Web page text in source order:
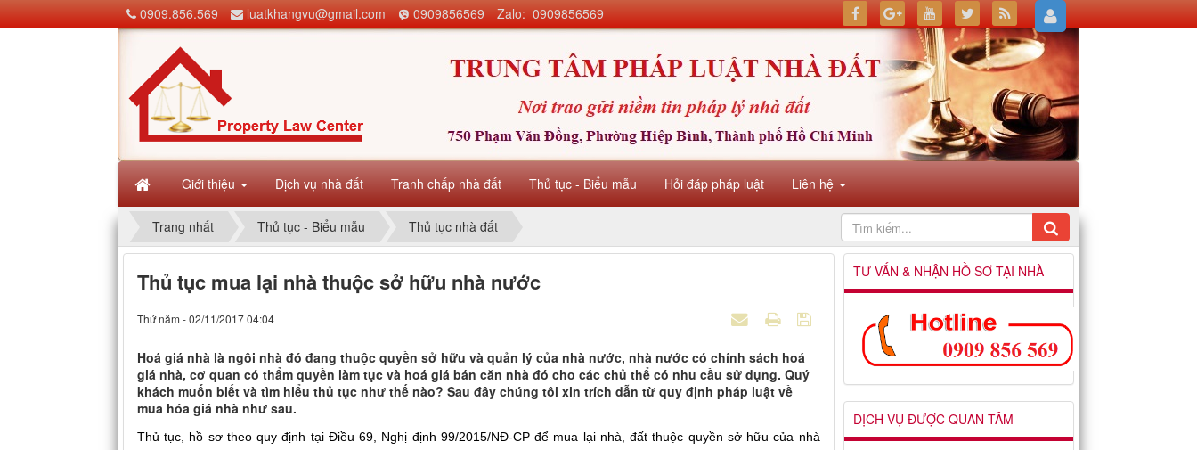
Giới thiệu Dịch vụ nhà đất Tranh chấp nhà đất Thủ tục - Biểu mẫu Hỏi đáp pháp luật Liên hệ
0909.856.569 luatkhangvu@gmail.com 0909856569 Zalo: 0909856569
Trang nhất Thủ tục - Biểu mẫu Thủ tục nhà đất
Thủ tục mua lại nhà thuộc sở hữu nhà nước
Thứ năm - 02/11/2017 04:04
Hoá giá nhà là ngôi nhà đó đang thuộc quyền sở hữu và quản lý của nhà nước, nhà nước có chính sách hoá
giá nhà, cơ quan có thẩm quyền làm tục và hoá giá bán căn nhà đó cho các chủ thể có nhu cầu sử dụng. Quý
khách muốn biết và tìm hiểu thủ tục như thế nào? Sau đây chúng tôi xin trích dẫn từ quy định pháp luật về
mua hóa giá nhà như sau.
Thủ tục, hồ sơ theo quy định tại Điều 69, Nghị định 99/2015/NĐ-CP để mua lại nhà, đất thuộc quyền sở hữu của nhà
TƯ VẤN & NHẬN HỒ SƠ TẠI NHÀ
DỊCH VỤ ĐƯỢC QUAN TÂM